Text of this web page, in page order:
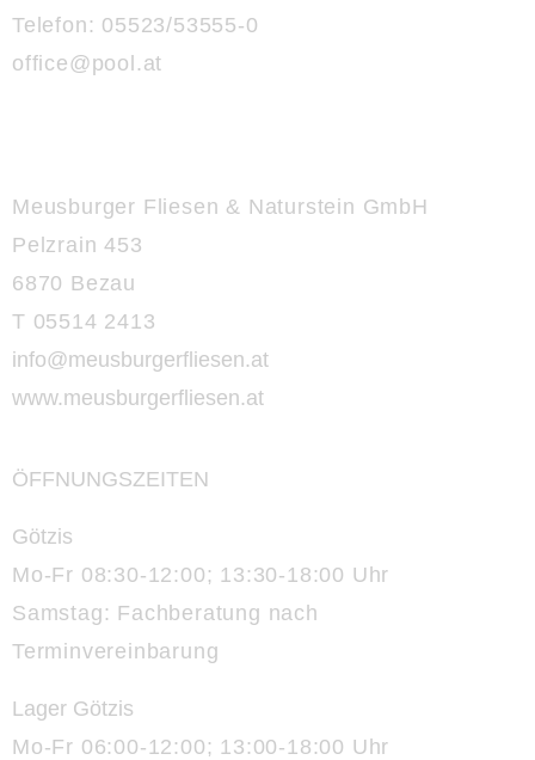
Telefon: 05523/53555-0
office@pool.at
Meusburger Fliesen & Naturstein GmbH
Pelzrain 453
6870 Bezau
T 05514 2413
info@meusburgerfliesen.at
www.meusburgerfliesen.at
ÖFFNUNGSZEITEN
Götzis
Mo-Fr 08:30-12:00; 13:30-18:00 Uhr
Samstag: Fachberatung nach
Terminvereinbarung
Lager Götzis
Mo-Fr 06:00-12:00; 13:00-18:00 Uhr